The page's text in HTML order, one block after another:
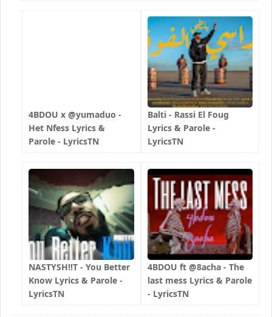
4BDOU x ‪@yumaduo‬ -
Het Nfess Lyrics &
Parole - LyricsTN
Balti - Rassi El Foug
Lyrics & Parole -
LyricsTN
NASTYSH!!T - You Better
Know Lyrics & Parole -
LyricsTN
4BDOU ft ‪@8acha‬ - The
last mess Lyrics & Parole
- LyricsTN